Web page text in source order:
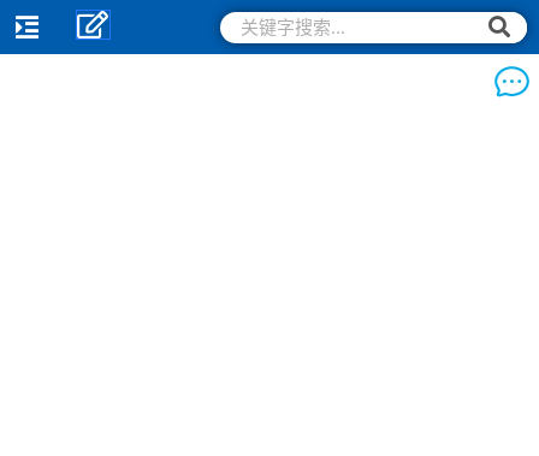
跳
至
搜
索
搜
索